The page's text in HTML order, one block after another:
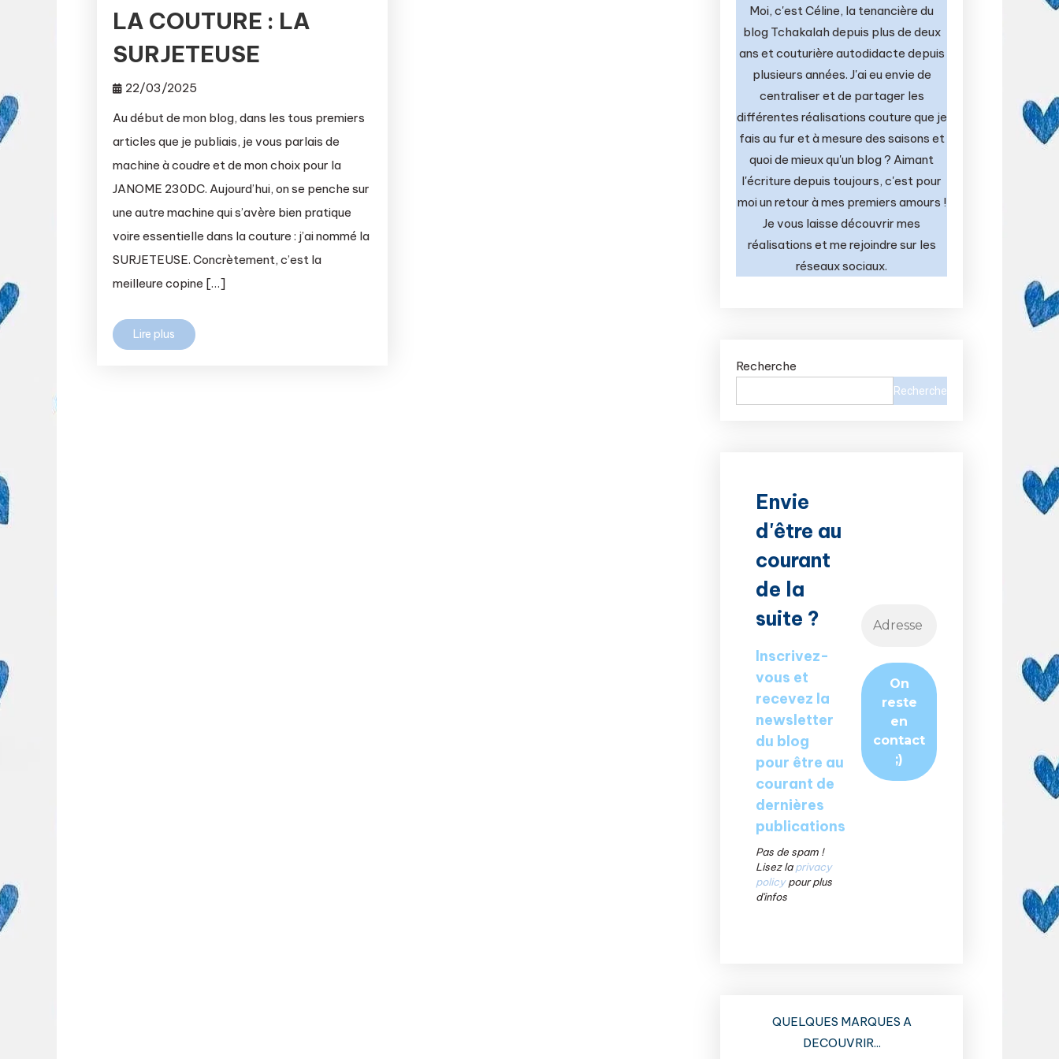
LA COUTURE : LA
SURJETEUSE
22/03/2025
Au début de mon blog, dans les tous premiers
articles que je publiais, je vous parlais de
machine à coudre et de mon choix pour la
JANOME 230DC. Aujourd’hui, on se penche sur
une autre machine qui s’avère bien pratique
voire essentielle dans la couture : j’ai nommé la
SURJETEUSE. Concrètement, c’est la
meilleure copine […]
Lire plus
Moi, c'est Céline, la tenancière du
blog Tchakalah depuis plus de deux
ans et couturière autodidacte depuis
plusieurs années. J'ai eu envie de
centraliser et de partager les
différentes réalisations couture que je
fais au fur et à mesure des saisons et
quoi de mieux qu'un blog ? Aimant
l'écriture depuis toujours, c'est pour
moi un retour à mes premiers amours !
Je vous laisse découvrir mes
réalisations et me rejoindre sur les
réseaux sociaux.
Recherche
Recherche
Envie
d'être au
courant
de la
suite ?
Inscrivez-
vous et
recevez la
newsletter
du blog
pour être au
courant de
dernières
publications
Pas de spam !
Lisez laprivacy
policypour plus
d'infos
QUELQUES MARQUES A
DECOUVRIR...